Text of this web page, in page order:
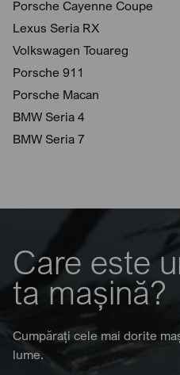
Porsche Cayenne Coupe
Lexus Seria RX
Volkswagen Touareg
Porsche 911
Porsche Macan
BMW Seria 4
BMW Seria 7
Care este
ta mașină?
Cumpărați cele mai dorite
lume.